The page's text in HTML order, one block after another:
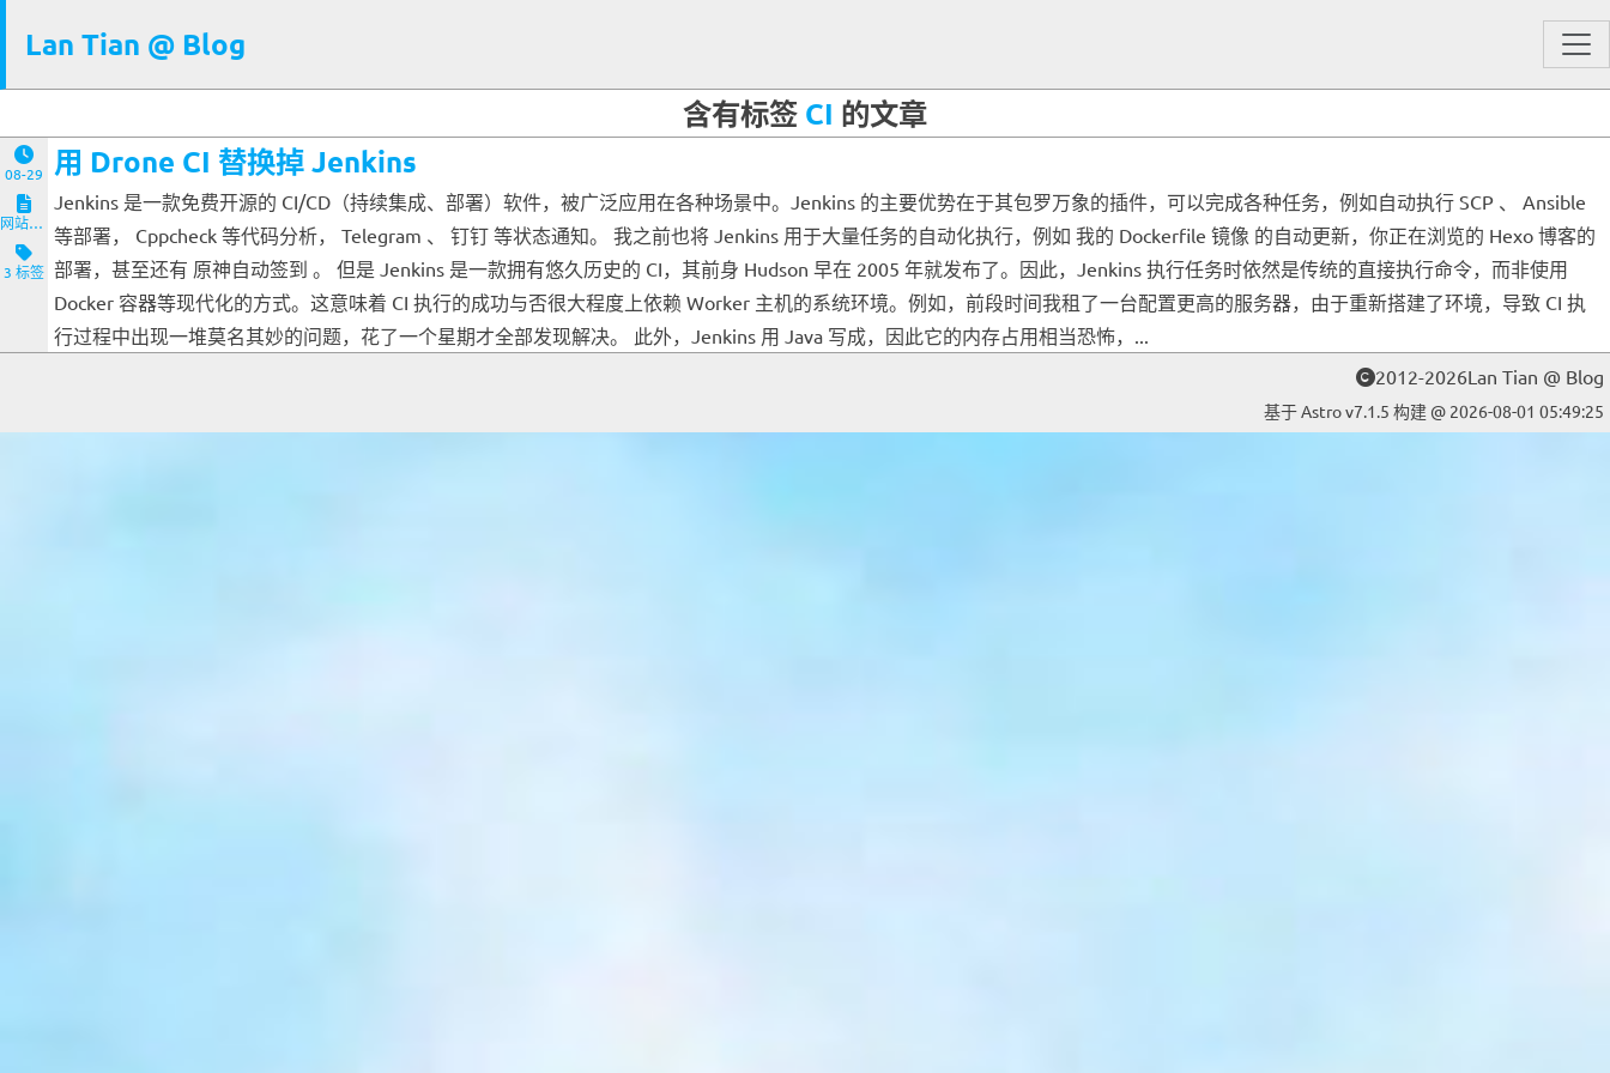
Lan Tian @ Blog
含有标签 CI 的文章
08-29
网站与服务端
3 标签
用 Drone CI 替换掉 Jenkins
Jenkins 是一款免费开源的 CI/CD（持续集成、部署）软件，被广泛应用在各种场景中。Jenkins 的主要优势在于其包罗万象的插件，可以完成各种任务，例如自动执行 SCP 、 Ansible
等部署， Cppcheck 等代码分析， Telegram 、 钉钉 等状态通知。 我之前也将 Jenkins 用于大量任务的自动化执行，例如 我的 Dockerfile 镜像 的自动更新，你正在浏览的 Hexo 博客的
部署，甚至还有 原神自动签到 。 但是 Jenkins 是一款拥有悠久历史的 CI，其前身 Hudson 早在 2005 年就发布了。因此，Jenkins 执行任务时依然是传统的直接执行命令，而非使用
Docker 容器等现代化的方式。这意味着 CI 执行的成功与否很大程度上依赖 Worker 主机的系统环境。例如，前段时间我租了一台配置更高的服务器，由于重新搭建了环境，导致 CI 执
行过程中出现一堆莫名其妙的问题，花了一个星期才全部发现解决。 此外，Jenkins 用 Java 写成，因此它的内存占用相当恐怖，...
2012-2026Lan Tian @ Blog
基于 Astro v7.1.5 构建 @ 2026-08-01 05:49:25